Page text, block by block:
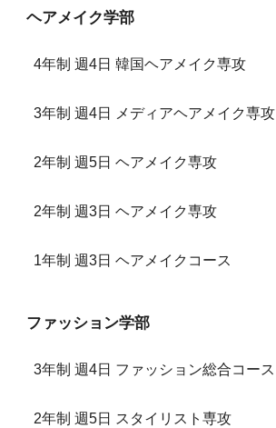
ヘアメイク学部
4年制 週4日 韓国ヘアメイク専攻
3年制 週4日 メディアヘアメイク専攻
2年制 週5日 ヘアメイク専攻
2年制 週3日 ヘアメイク専攻
1年制 週3日 ヘアメイクコース
ファッション学部
3年制 週4日 ファッション総合コース
2年制 週5日 スタイリスト専攻